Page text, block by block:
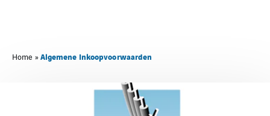
Home »Algemene Inkoopvoorwaarden